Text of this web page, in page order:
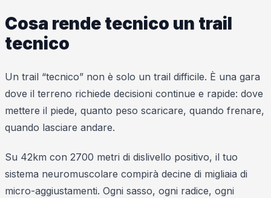
Cosa rende tecnico un trail
tecnico
Un trail “tecnico” non è solo un trail difficile. È una gara
dove il terreno richiede decisioni continue e rapide: dove
mettere il piede, quanto peso scaricare, quando frenare,
quando lasciare andare.
Su 42km con 2700 metri di dislivello positivo, il tuo
sistema neuromuscolare compirà decine di migliaia di
micro-aggiustamenti. Ogni sasso, ogni radice, ogni